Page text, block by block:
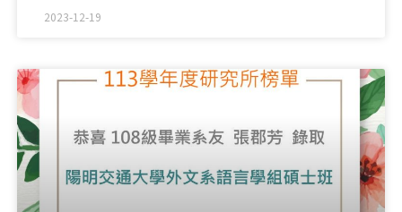
2023-12-19